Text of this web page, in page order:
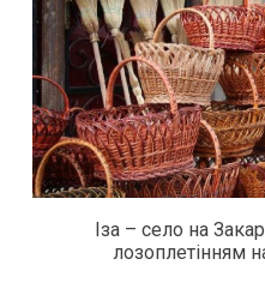
Іза – село на
лозоплетінням